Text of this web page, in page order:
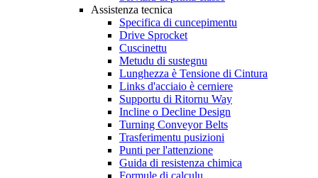
Assistenza tecnica
Specifica di cuncepimentu
Drive Sprocket
Cuscinettu
Metudu di sustegnu
Lunghezza è Tensione di Cintura
Links d'acciaio è cerniere
Supportu di Ritornu Way
Incline o Decline Design
Turning Conveyor Belts
Trasferimentu pusizioni
Punti per l'attenzione
Guida di resistenza chimica
Formule di calculu